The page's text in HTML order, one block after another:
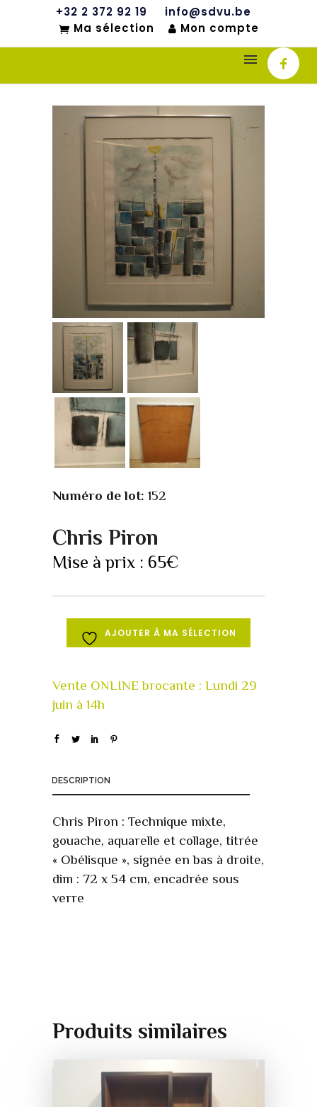
+32 2 372 92 19
info@sdvu.be
Ma sélection
Mon compte
Numéro de lot: 152
Chris Piron
Mise à prix : 65€
AJOUTER À MA SÉLECTION
DESCRIPTION
Chris Piron : Technique mixte,
gouache, aquarelle et collage, titrée
« Obélisque », signée en bas à droite,
dim : 72 x 54 cm, encadrée sous
verre
Produits similaires